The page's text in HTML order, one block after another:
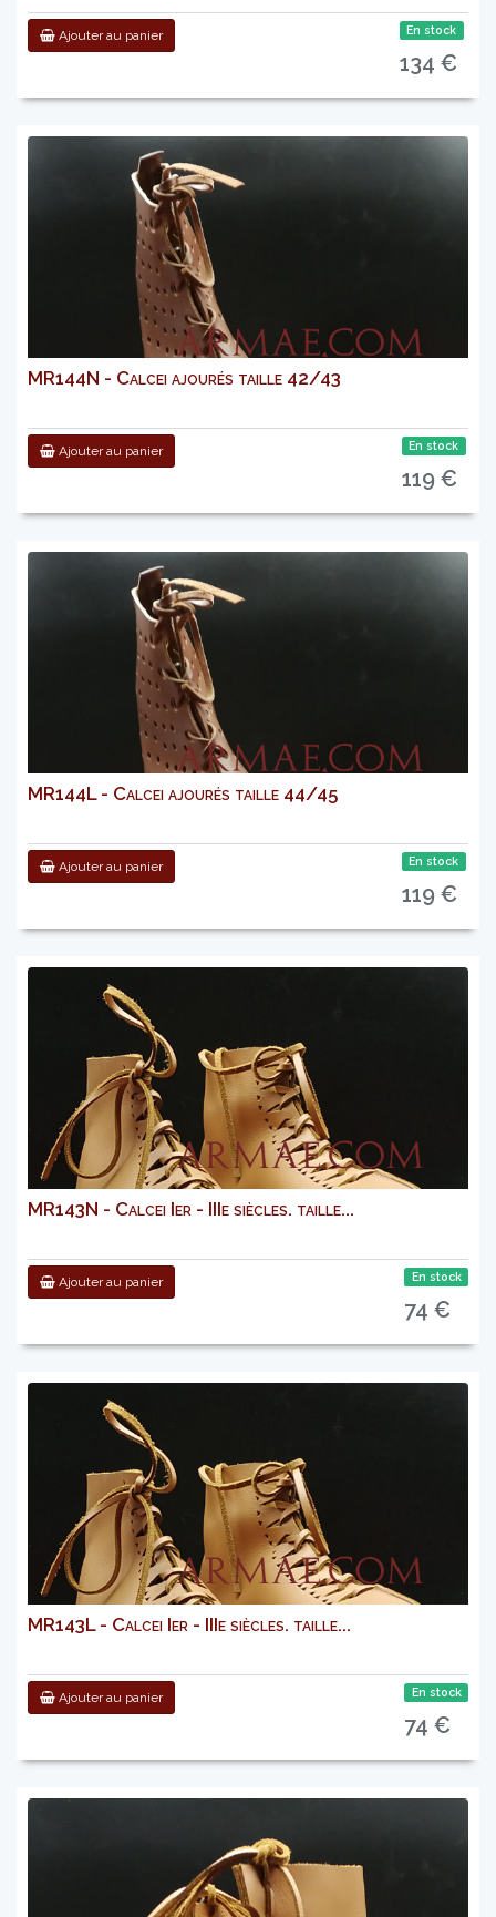
Ajouter au panier En stock
134 €
MR144N - Calcei ajourés taille 42/43
Ajouter au panier En stock
119 €
MR144L - Calcei ajourés taille 44/45
Ajouter au panier En stock
119 €
MR143N - Calcei Ier - IIIe siècles. taille...
Ajouter au panier En stock
74 €
MR143L - Calcei Ier - IIIe siècles. taille...
Ajouter au panier En stock
74 €